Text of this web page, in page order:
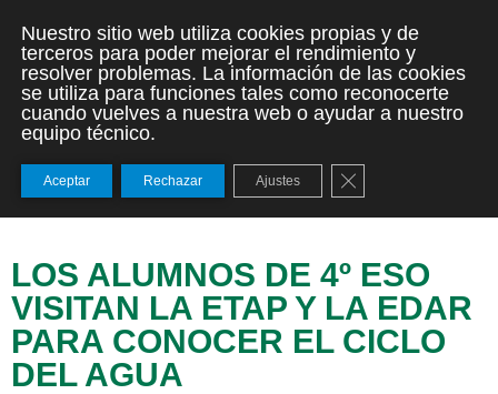
LOS ALUMNOS DE 4º ESO
VISITAN LA ETAP Y LA EDAR
PARA CONOCER EL CICLO
DEL AGUA
Nuestro sitio web utiliza cookies propias y de
terceros para poder mejorar el rendimiento y
resolver problemas. La información de las cookies
se utiliza para funciones tales como reconocerte
cuando vuelves a nuestra web o ayudar a nuestro
equipo técnico.
Aceptar Rechazar Ajustes Cerrar el banner de